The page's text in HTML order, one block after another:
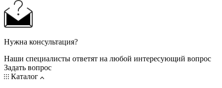
Нужна консультация?
Наши специалисты ответят на любой интересующий вопрос
Задать вопрос
Каталог